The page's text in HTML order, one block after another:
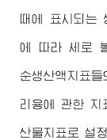
때에 표시되는
에 따라 세로
순생산액지표
리용에 관한 지
산물지표로 설